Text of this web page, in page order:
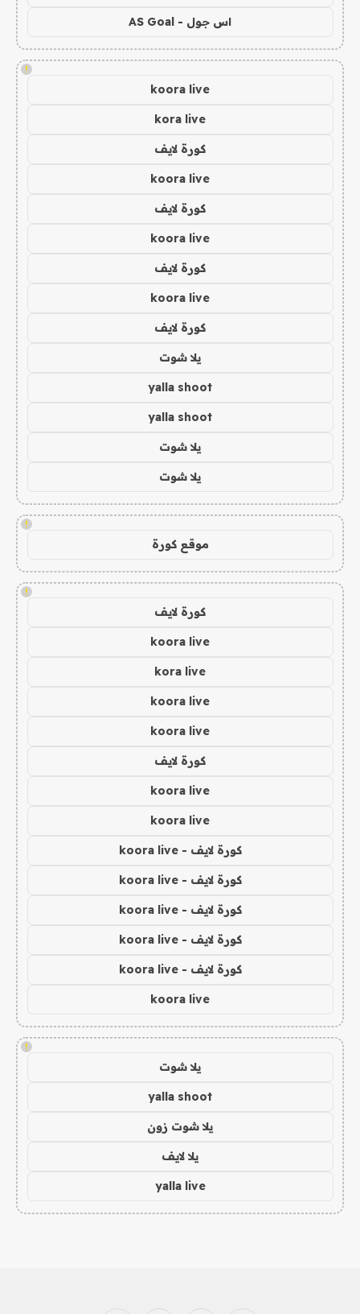
اس جول - AS Goal
!
koora live
kora live
كورة لايف
koora live
كورة لايف
koora live
كورة لايف
koora live
كورة لايف
يلا شوت
yalla shoot
yalla shoot
يلا شوت
يلا شوت
!
موقع كورة
!
كورة لايف
koora live
kora live
koora live
koora live
كورة لايف
koora live
koora live
كورة لايف - koora live
كورة لايف - koora live
كورة لايف - koora live
كورة لايف - koora live
كورة لايف - koora live
koora live
!
يلا شوت
yalla shoot
يلا شوت زون
يلا لايف
yalla live